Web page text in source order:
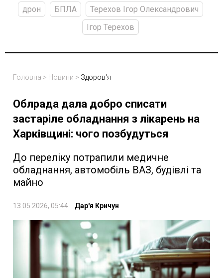
дрон
БПЛА
Терехов Ігор Олександрович
Ігор Терехов
Головна > Новини > Здоров'я
Облрада дала добро списати
застаріле обладнання з лікарень на
Харківщині: чого позбудуться
До переліку потрапили медичне
обладнання, автомобіль ВАЗ, будівлі та
майно
13.05.2026, 05:44 Дар'я Кричун